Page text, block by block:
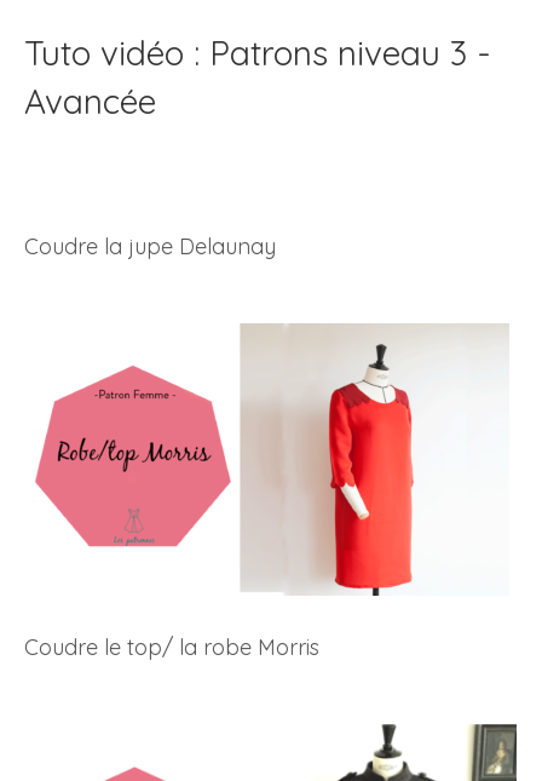
Tuto vidéo : Patrons niveau 3 -
Avancée
Coudre la jupe Delaunay
Coudre le top/ la robe Morris